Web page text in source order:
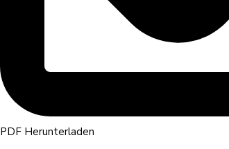
PDF Herunterladen